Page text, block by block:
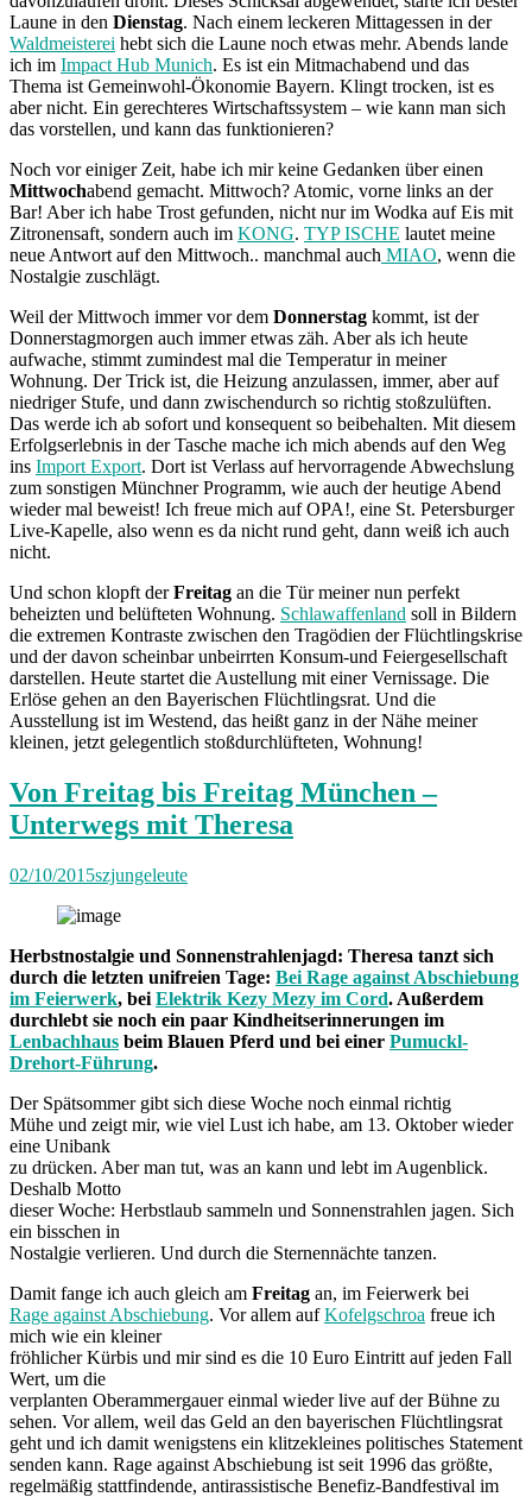
Laune in den Dienstag. Nach einem leckeren Mittagessen in der
Waldmeisterei hebt sich die Laune noch etwas mehr. Abends lande
ich im Impact Hub Munich. Es ist ein Mitmachabend und das
Thema ist Gemeinwohl-Ökonomie Bayern. Klingt trocken, ist es
aber nicht. Ein gerechteres Wirtschaftssystem – wie kann man sich
das vorstellen, und kann das funktionieren?
Noch vor einiger Zeit, habe ich mir keine Gedanken über einen
Mittwochabend gemacht. Mittwoch? Atomic, vorne links an der
Bar! Aber ich habe Trost gefunden, nicht nur im Wodka auf Eis mit
Zitronensaft, sondern auch im KONG. TYP ISCHE lautet meine
neue Antwort auf den Mittwoch.. manchmal auch MIAO, wenn die
Nostalgie zuschlägt.
Weil der Mittwoch immer vor dem Donnerstag kommt, ist der
Donnerstagmorgen auch immer etwas zäh. Aber als ich heute
aufwache, stimmt zumindest mal die Temperatur in meiner
Wohnung. Der Trick ist, die Heizung anzulassen, immer, aber auf
niedriger Stufe, und dann zwischendurch so richtig stoßzulüften.
Das werde ich ab sofort und konsequent so beibehalten. Mit diesem
Erfolgserlebnis in der Tasche mache ich mich abends auf den Weg
ins Import Export. Dort ist Verlass auf hervorragende Abwechslung
zum sonstigen Münchner Programm, wie auch der heutige Abend
wieder mal beweist! Ich freue mich auf OPA!, eine St. Petersburger
Live-Kapelle, also wenn es da nicht rund geht, dann weiß ich auch
nicht.
Und schon klopft derFreitag an die Tür meiner nun perfekt
beheizten und belüfteten Wohnung. Schlawaffenland soll in Bildern
die extremen Kontraste zwischen den Tragödien der Flüchtlingskrise
und der davon scheinbar unbeirrten Konsum-und Feiergesellschaft
darstellen. Heute startet die Austellung mit einer Vernissage. Die
Erlöse gehen an den Bayerischen Flüchtlingsrat. Und die
Ausstellung ist im Westend, das heißt ganz in der Nähe meiner
kleinen, jetzt gelegentlich stoßdurchlüfteten, Wohnung!
Von Freitag bis Freitag München –
Unterwegs mit Theresa
02/10/2015szjungeleute
Herbstnostalgie und Sonnenstrahlenjagd: Theresa tanzt sich
durch die letzten unifreien Tage: Bei Rage against Abschiebung
im Feierwerk, bei Elektrik Kezy Mezy im Cord. Außerdem
durchlebt sie noch ein paar Kindheitserinnerungen im
Lenbachhaus beim Blauen Pferd und bei einer Pumuckl-
Drehort-Führung.
Der Spätsommer gibt sich diese Woche noch einmal richtig
Mühe und zeigt mir, wie viel Lust ich habe, am 13. Oktober wieder
eine Unibank
zu drücken. Aber man tut, was an kann und lebt im Augenblick.
Deshalb Motto
dieser Woche: Herbstlaub sammeln und Sonnenstrahlen jagen. Sich
ein bisschen in
Nostalgie verlieren. Und durch die Sternennächte tanzen.
Damit fange ich auch gleich am Freitag an, im Feierwerk bei
Rage against Abschiebung. Vor allem aufKofelgschroa freue ich
mich wie ein kleiner
fröhlicher Kürbis und mir sind es die 10 Euro Eintritt auf jeden Fall
Wert, um die
verplanten Oberammergauer einmal wieder live auf der Bühne zu
sehen. Vor allem, weil das Geld an den bayerischen Flüchtlingsrat
geht und ich damit wenigstens ein klitzekleines politisches Statement
senden kann. Rage against Abschiebung ist seit 1996 das größte,
regelmäßig stattfindende, antirassistische Benefiz-Bandfestival im